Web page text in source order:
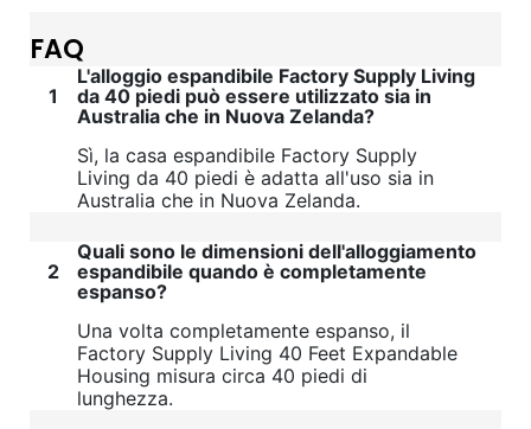
FAQ
1
L'alloggio espandibile Factory Supply Living
da 40 piedi può essere utilizzato sia in
Australia che in Nuova Zelanda?
Sì, la casa espandibile Factory Supply
Living da 40 piedi è adatta all'uso sia in
Australia che in Nuova Zelanda.
2
Quali sono le dimensioni dell'alloggiamento
espandibile quando è completamente
espanso?
Una volta completamente espanso, il
Factory Supply Living 40 Feet Expandable
Housing misura circa 40 piedi di
lunghezza.